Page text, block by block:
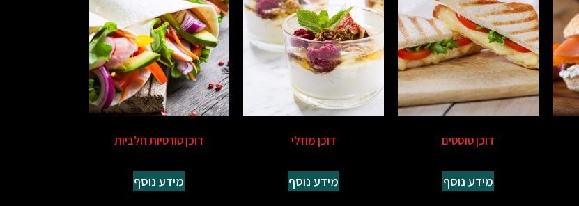
דוכן טוסטים
מידע נוסף
דוכן מוזלי
מידע נוסף
דוכן טורטיות חלביות
מידע נוסף